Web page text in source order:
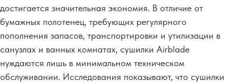
достигается значительная экономия. В отличие от
бумажных полотенец, требующих регулярного
пополнения запасов, транспортировки и утилизации в
санузлах и ванных комнатах, сушилки Airblade
нуждаются лишь в минимальном техническом
обслуживании. Исследования показывают, что сушилки